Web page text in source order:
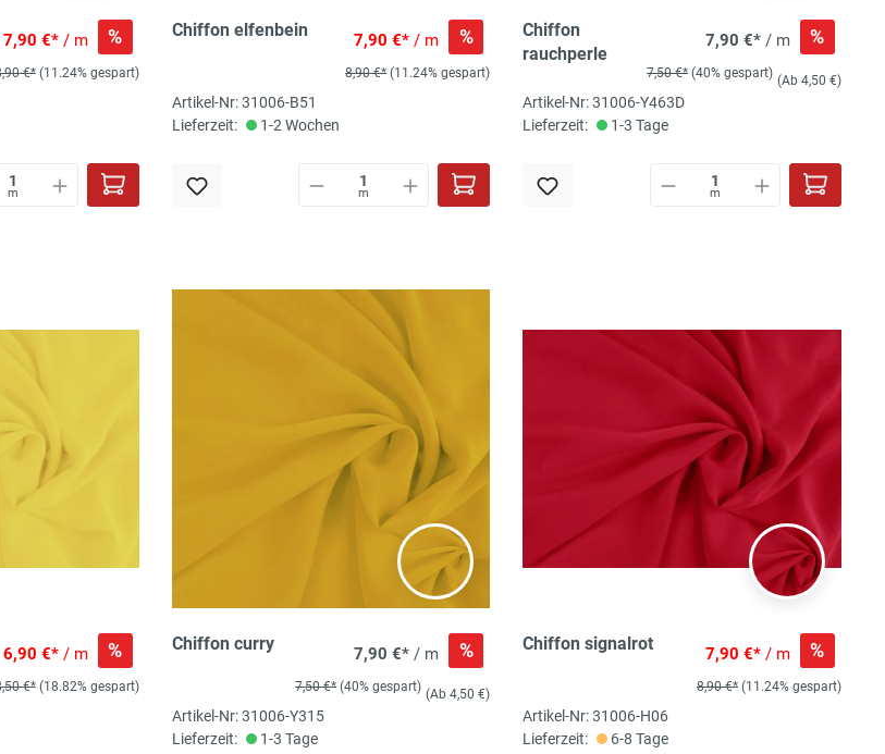
7,90 €*/ m %
€* (11.24% gespart)
m
Chiffon elfenbein 7,90 €* / m %
8,90 €* (11.24% gespart)
Artikel-Nr: 31006-B51
Lieferzeit:
1-2 Wochen
m
Chiffon
rauchperle
7,90 €*/ m %
7,50 €* (40% gespart) (Ab 4,50 €)
Artikel-Nr: 31006-Y463D
Lieferzeit:
1-3 Tage
m
6,90 €*/ m %
€* (18.82% gespart)
Chiffon curry 7,90 €* / m %
7,50 €* (40% gespart) (Ab 4,50 €)
Artikel-Nr: 31006-Y315
Lieferzeit:
1-3 Tage
Chiffon signalrot 7,90 €*/ m %
8,90 €* (11.24% gespart)
Artikel-Nr: 31006-H06
Lieferzeit:
6-8 Tage